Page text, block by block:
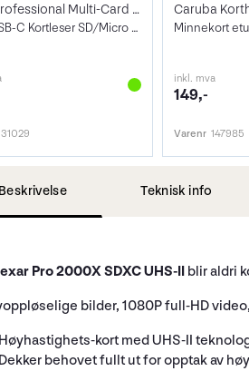
Lexar Professional Multi-Card Reader
3-in1 USB-C Kortleser SD/Micro SD/CF Minnekort
inkl. mva
149,-
Varenr 147985
Beskrivelse Teknisk info
Pro 2000X SDXC UHS-II blir aldri
bilder, 1080P full-HD
Høyhastighets-kort med UHS-II
Dekker behovet fullt ut for opptak av